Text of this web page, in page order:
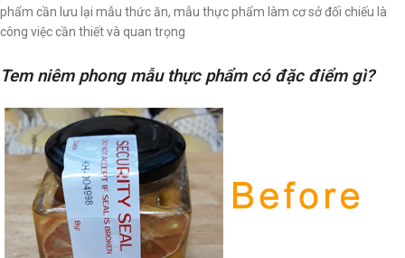
phẩm cần lưu lại mẫu thức ăn, mẫu thực phẩm làm cơ sở đối chiếu là
công việc cần thiết và quan trọng
Tem niêm phong mẫu thực phẩm có đặc điểm gì?